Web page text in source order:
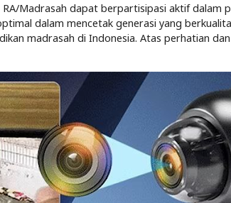
Madrasah dapat berpartisipasi aktif dalam
dalam mencetak generasi yang
madrasah di Indonesia. Atas perhatian